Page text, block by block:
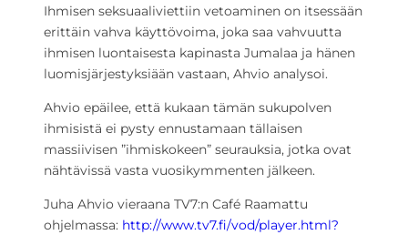
Ihmisen seksuaaliviettiin vetoaminen on itsessään
erittäin vahva käyttövoima, joka saa vahvuutta
ihmisen luontaisesta kapinasta Jumalaa ja hänen
luomisjärjestyksiään vastaan, Ahvio analysoi.
Ahvio epäilee, että kukaan tämän sukupolven
ihmisistä ei pysty ennustamaan tällaisen
massiivisen ”ihmiskokeen” seurauksia, jotka ovat
nähtävissä vasta vuosikymmenten jälkeen.
Juha Ahvio vieraana TV7:n Café Raamattu
ohjelmassa: http://www.tv7.fi/vod/player.html?